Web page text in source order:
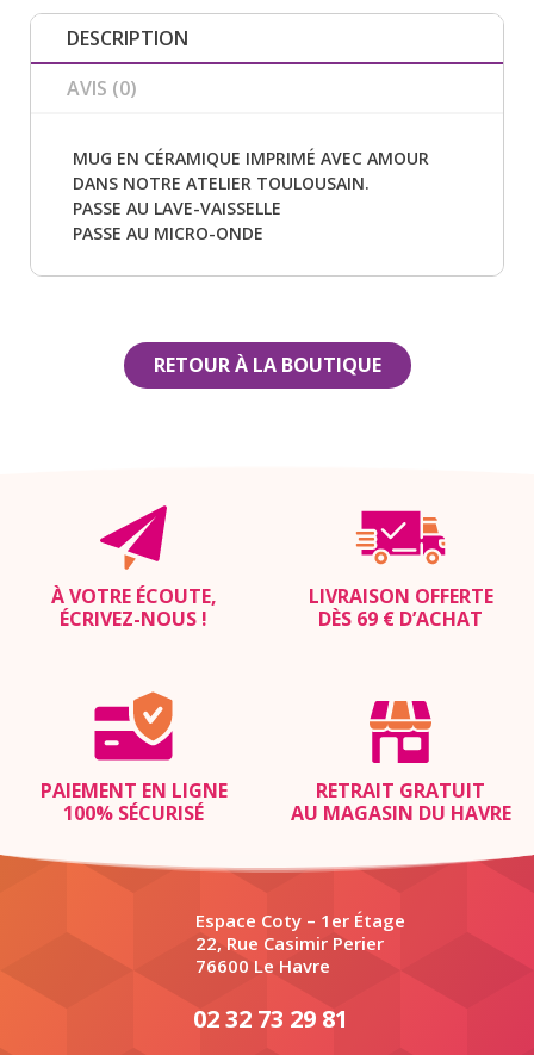
DESCRIPTION
AVIS (0)
MUG EN CÉRAMIQUE IMPRIMÉ AVEC AMOUR
DANS NOTRE ATELIER TOULOUSAIN.
PASSE AU LAVE-VAISSELLE
PASSE AU MICRO-ONDE
RETOUR À LA BOUTIQUE
À VOTRE ÉCOUTE,
ÉCRIVEZ-NOUS !
LIVRAISON OFFERTE
DÈS 69 € D’ACHAT
PAIEMENT EN LIGNE
100% SÉCURISÉ
RETRAIT GRATUIT
AU MAGASIN DU HAVRE
Espace Coty – 1er Étage
22, Rue Casimir Perier
76600 Le Havre
02 32 73 29 81